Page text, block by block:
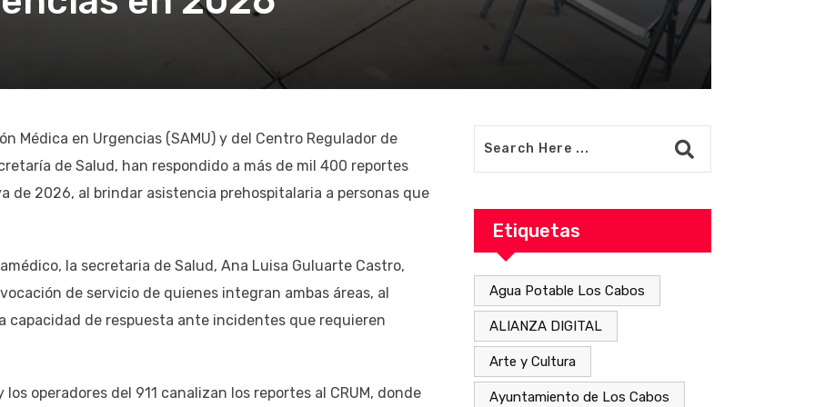
Médica en Urgencias (SAMU) y del Centro Regulador de
de Salud, han respondido a más de mil 400 reportes
de 2026, al brindar asistencia prehospitalaria a personas que
la secretaria de Salud, Ana Luisa Guluarte Castro,
de servicio de quienes integran ambas áreas, al
capacidad de respuesta ante incidentes que requieren
operadores del 911 canalizan los reportes al CRUM, donde
Etiquetas
Agua Potable Los Cabos
ALIANZA DIGITAL
Arte y Cultura
Ayuntamiento de Los Cabos